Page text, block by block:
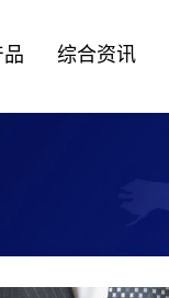
综合资讯